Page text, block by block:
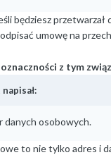
będziesz
umowę na
z tym
danych osobowych.
to nie tylko adres i